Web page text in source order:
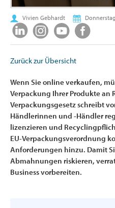
Vivien Gebhardt
Zurück zur Übersicht
Wenn Sie online verkaufen,
Verpackung Ihrer Produkte an
Verpackungsgesetz schreibt
Händlerinnen und -Händler
lizenzieren und
EU-Verpackungsverordnung
Anforderungen hinzu. Damit
Abmahnungen riskieren,
Business vorbereiten.